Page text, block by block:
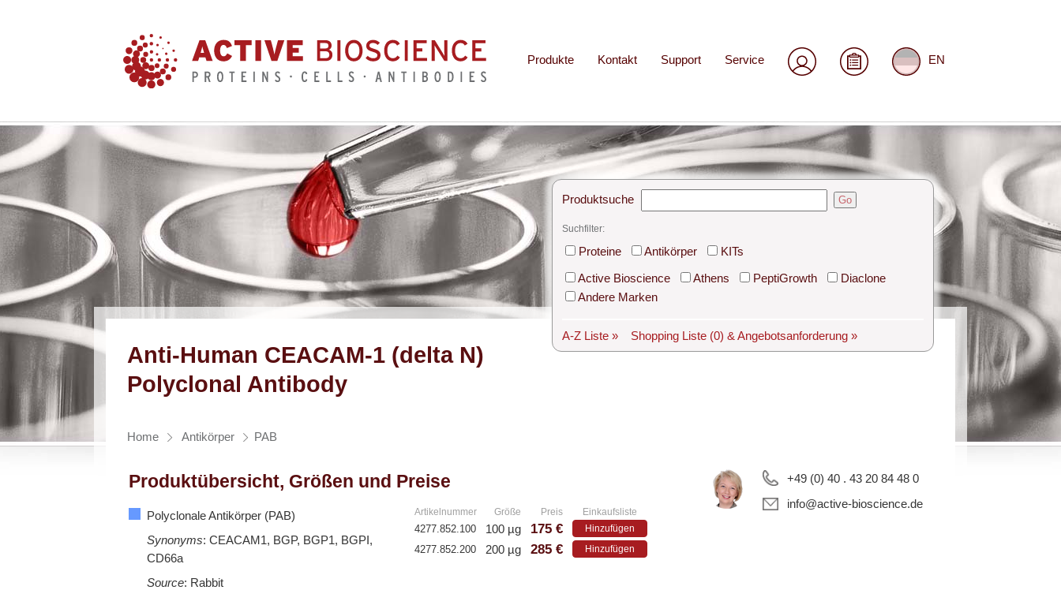
Produkte Kontakt Support Service EN
Anti-Human CEACAM-1 (delta N)
Polyclonal Antibody
Produktsuche Go
Suchfilter:
Proteine Antikörper
KITs
Active Bioscience
Athens PeptiGrowth
Diaclone
Andere Marken
A-Z Liste » Shopping Liste (0) & Angebotsanforderung »
Home Antikörper PAB
+49 (0) 40 . 43 20 84 48 0
info@active-bioscience.de
Produktübersicht, Größen und Preise
Polyclonale Antikörper (PAB)
Synonyms: CEACAM1, BGP, BGP1, BGPI,
CD66a
Source: Rabbit
Artikelnummer Größe Preis Einkaufsliste
4277.852.100 100 µg 175 € Hinzufügen
4277.852.200 200 µg 285 € Hinzufügen